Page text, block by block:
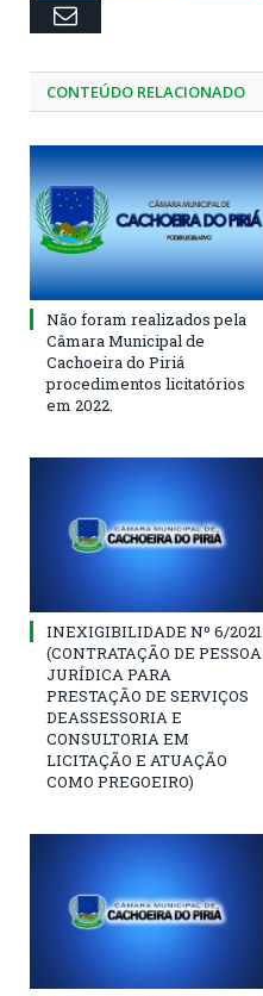
Email
CONTEÚDO RELACIONADO
Não foram realizados pela
Câmara Municipal de
Cachoeira do Piriá
procedimentos licitatórios
em 2022.
INEXIGIBILIDADE Nº 6/2021
(CONTRATAÇÃO DE PESSOA
JURÍDICA PARA
PRESTAÇÃO DE SERVIÇOS
DEASSESSORIA E
CONSULTORIA EM
LICITAÇÃO E ATUAÇÃO
COMO PREGOEIRO)